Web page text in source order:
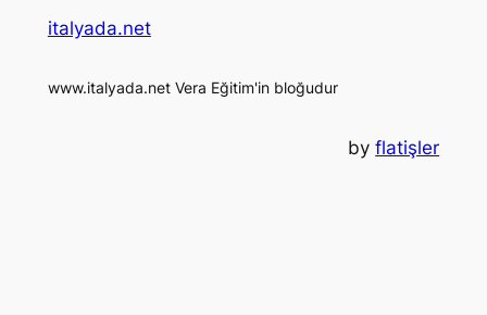
italyada.net
www.italyada.net Vera Eğitim'in bloğudur
byflatişler